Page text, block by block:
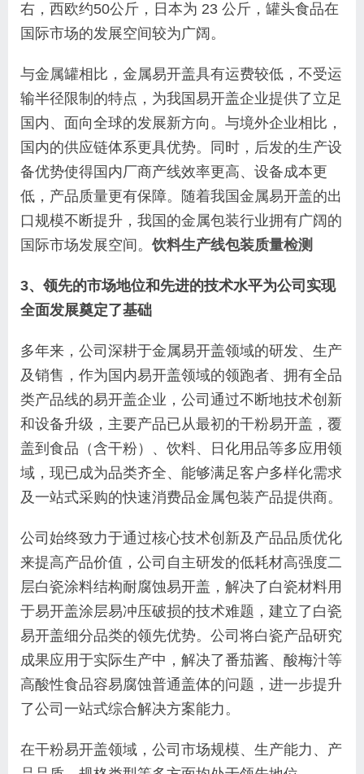
右，西欧约50公斤，日本为 23 公斤，罐头食品在
国际市场的发展空间较为广阔。
与金属罐相比，金属易开盖具有运费较低，不受运
输半径限制的特点，为我国易开盖企业提供了立足
国内、面向全球的发展新方向。与境外企业相比，
国内的供应链体系更具优势。同时，后发的生产设
备优势使得国内厂商产线效率更高、设备成本更
低，产品质量更有保障。随着我国金属易开盖的出
口规模不断提升，我国的金属包装行业拥有广阔的
国际市场发展空间。饮料生产线包装质量检测
3、领先的市场地位和先进的技术水平为公司实现
全面发展奠定了基础
多年来，公司深耕于金属易开盖领域的研发、生产
及销售，作为国内易开盖领域的领跑者、拥有全品
类产品线的易开盖企业，公司通过不断地技术创新
和设备升级，主要产品已从最初的干粉易开盖，覆
盖到食品（含干粉）、饮料、日化用品等多应用领
域，现已成为品类齐全、能够满足客户多样化需求
及一站式采购的快速消费品金属包装产品提供商。
公司始终致力于通过核心技术创新及产品品质优化
来提高产品价值，公司自主研发的低耗材高强度二
层白瓷涂料结构耐腐蚀易开盖，解决了白瓷材料用
于易开盖涂层易冲压破损的技术难题，建立了白瓷
易开盖细分品类的领先优势。公司将白瓷产品研究
成果应用于实际生产中，解决了番茄酱、酸梅汁等
高酸性食品容易腐蚀普通盖体的问题，进一步提升
了公司一站式综合解决方案能力。
在干粉易开盖领域，公司市场规模、生产能力、产